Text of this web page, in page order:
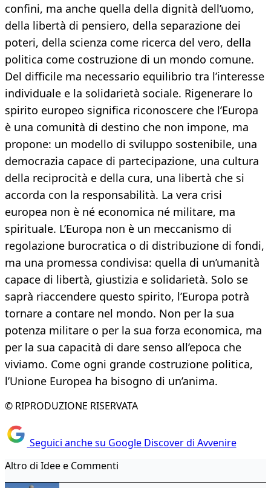
confini, ma anche quella della dignità dell’uomo,
della libertà di pensiero, della separazione dei
poteri, della scienza come ricerca del vero, della
politica come costruzione di un mondo comune.
Del difficile ma necessario equilibrio tra l’interesse
individuale e la solidarietà sociale. Rigenerare lo
spirito europeo significa riconoscere che l’Europa
è una comunità di destino che non impone, ma
propone: un modello di sviluppo sostenibile, una
democrazia capace di partecipazione, una cultura
della reciprocità e della cura, una libertà che si
accorda con la responsabilità. La vera crisi
europea non è né economica né militare, ma
spirituale. L’Europa non è un meccanismo di
regolazione burocratica o di distribuzione di fondi,
ma una promessa condivisa: quella di un’umanità
capace di libertà, giustizia e solidarietà. Solo se
saprà riaccendere questo spirito, l’Europa potrà
tornare a contare nel mondo. Non per la sua
potenza militare o per la sua forza economica, ma
per la sua capacità di dare senso all’epoca che
viviamo. Come ogni grande costruzione politica,
l’Unione Europea ha bisogno di un’anima.
© RIPRODUZIONE RISERVATA
Seguici anche su Google Discover di Avvenire
Altro di Idee e Commenti